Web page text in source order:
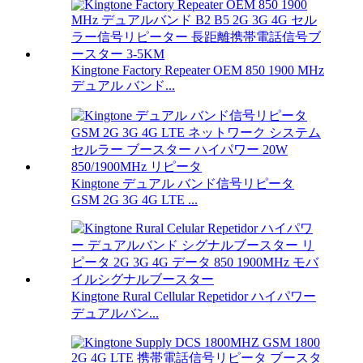
Kingtone Factory Repeater OEM 850 1900 MHz
デュアル バンド...
Kingtone デュアル バンド信号リピータ
GSM 2G 3G 4G LTE ...
Kingtone Rural Cellular Repetidor ハイパワー
デュアルバン...